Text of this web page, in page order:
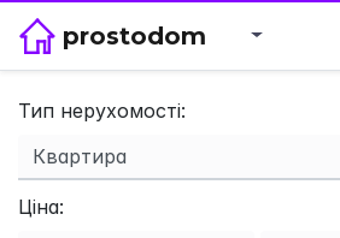
prostodom
Тип нерухомості:
Ціна: